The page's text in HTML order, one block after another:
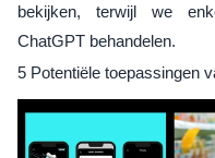
bekijken, terwijl we
ChatGPT behandelen.
5 Potentiële toepassingen